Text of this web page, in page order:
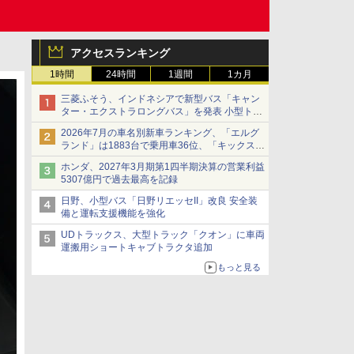
アクセスランキング
1時間 24時間 1週間 1カ月
三菱ふそう、インドネシアで新型バス「キャン
ター・エクストラロングバス」を発表 小型トラ
ックベースの観光・旅客輸送向けバス
2026年7月の車名別新車ランキング、「エルグ
ランド」は1883台で乗用車36位、「キックス」
は2591台で27位に
ホンダ、2027年3月期第1四半期決算の営業利益
5307億円で過去最高を記録
日野、小型バス「日野リエッセII」改良 安全装
備と運転支援機能を強化
UDトラックス、大型トラック「クオン」に車両
運搬用ショートキャブトラクタ追加
もっと見る